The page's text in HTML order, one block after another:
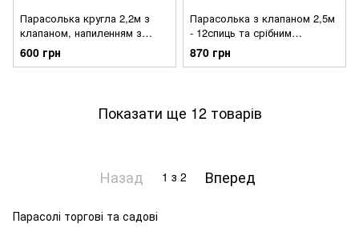
Парасолька кругла 2,2м з
клапаном, напиленням з
нахилом купола зелений тент
600 грн
Парасолька з клапаном 2,5м
- 12спиць та срібним
напиленням синій тент
870 грн
Показати ще 12 товарів
Назад 1 з 2 Вперед
Парасолі торгові та садові